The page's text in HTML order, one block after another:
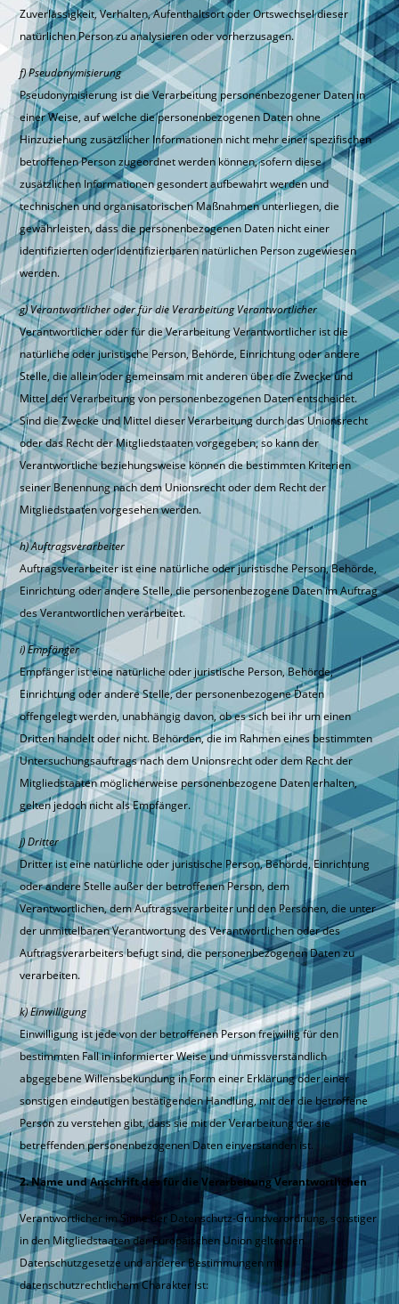
Zuverlässigkeit, Verhalten, Aufenthaltsort oder Ortswechsel dieser
natürlichen Person zu analysieren oder vorherzusagen.
f) Pseudonymisierung
Pseudonymisierung ist die Verarbeitung personenbezogener Daten in
einer Weise, auf welche die personenbezogenen Daten ohne
Hinzuziehung zusätzlicher Informationen nicht mehr einer spezifischen
betroffenen Person zugeordnet werden können, sofern diese
zusätzlichen Informationen gesondert aufbewahrt werden und
technischen und organisatorischen Maßnahmen unterliegen, die
gewährleisten, dass die personenbezogenen Daten nicht einer
identifizierten oder identifizierbaren natürlichen Person zugewiesen
werden.
g) Verantwortlicher oder für die Verarbeitung Verantwortlicher
Verantwortlicher oder für die Verarbeitung Verantwortlicher ist die
natürliche oder juristische Person, Behörde, Einrichtung oder andere
Stelle, die allein oder gemeinsam mit anderen über die Zwecke und
Mittel der Verarbeitung von personenbezogenen Daten entscheidet.
Sind die Zwecke und Mittel dieser Verarbeitung durch das Unionsrecht
oder das Recht der Mitgliedstaaten vorgegeben, so kann der
Verantwortliche beziehungsweise können die bestimmten Kriterien
seiner Benennung nach dem Unionsrecht oder dem Recht der
Mitgliedstaaten vorgesehen werden.
h) Auftragsverarbeiter
Auftragsverarbeiter ist eine natürliche oder juristische Person, Behörde,
Einrichtung oder andere Stelle, die personenbezogene Daten im Auftrag
des Verantwortlichen verarbeitet.
i) Empfänger
Empfänger ist eine natürliche oder juristische Person, Behörde,
Einrichtung oder andere Stelle, der personenbezogene Daten
offengelegt werden, unabhängig davon, ob es sich bei ihr um einen
Dritten handelt oder nicht. Behörden, die im Rahmen eines bestimmten
Untersuchungsauftrags nach dem Unionsrecht oder dem Recht der
Mitgliedstaaten möglicherweise personenbezogene Daten erhalten,
gelten jedoch nicht als Empfänger.
j) Dritter
Dritter ist eine natürliche oder juristische Person, Behörde, Einrichtung
oder andere Stelle außer der betroffenen Person, dem
Verantwortlichen, dem Auftragsverarbeiter und den Personen, die unter
der unmittelbaren Verantwortung des Verantwortlichen oder des
Auftragsverarbeiters befugt sind, die personenbezogenen Daten zu
verarbeiten.
k) Einwilligung
Einwilligung ist jede von der betroffenen Person freiwillig für den
bestimmten Fall in informierter Weise und unmissverständlich
abgegebene Willensbekundung in Form einer Erklärung oder einer
sonstigen eindeutigen bestätigenden Handlung, mit der die betroffene
Person zu verstehen gibt, dass sie mit der Verarbeitung der sie
betreffenden personenbezogenen Daten einverstanden ist.
2. Name und Anschrift des für die Verarbeitung Verantwortlichen
Verantwortlicher im Sinne der Datenschutz-Grundverordnung, sonstiger
in den Mitgliedstaaten der Europäischen Union geltenden
Datenschutzgesetze und anderer Bestimmungen mit
datenschutzrechtlichem Charakter ist: